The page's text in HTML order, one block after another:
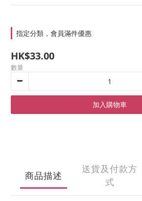
指定分類，會員滿件優惠
HK$33.00
數量
加入購物車
商品描述
送貨及付款方
式